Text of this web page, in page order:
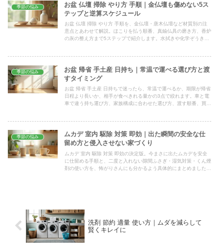
季節の悩み
お盆 仏壇 掃除 やり方 手順｜金仏壇も傷めない5ス
テップと逆算スケジュール
お盆 仏壇 掃除 やり方 手順を、金仏壇・唐木仏壇など材質別の注
意点とあわせて解説。ほこりを払う順番、真鍮仏具の磨き方、香炉
の灰の整え方まで5ステップで紹介します。水拭きや化学ぞうきん
季節の悩み
お盆 帰省 手土産 日持ち｜常温で運べる選び方と渡
すタイミング
お盆 帰省 手土産 日持ちで迷ったら、常温で運べるか、期限が帰省
日程より長いか、相手が食べきれる量かの3点で絞れます。車と電
車で違う持ち運び方、家族構成に合わせた選び方、渡す順番、買い
季節の悩み
ムカデ 室内 駆除 対策 即効｜出た瞬間の安全な仕
留め方と侵入させない家づくり
ムカデ 室内 駆除 対策 即効の決定版。今まさに出たムカデを安全
に仕留める手順と、二度と入れない隙間ふさぎ・湿気対策・くん煙
剤の使い方を、怖がりさんにも分かるよう具体的にまとめました。
洗剤 節約 適量 使い方｜ムダを減らして
賢くキレイに